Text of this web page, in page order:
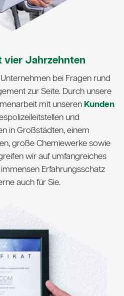
vier Jahrzehnten
bei Fragen rund
zur Seite. Durch unsere
mit unseren Kunden
und
in Großstädten, einem
große Chemiewerke sowie
wir auf umfangreiches
Erfahrungsschatz
auch für Sie.